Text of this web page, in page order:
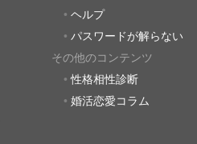
ヘルプ
パスワードが解らない
その他のコンテンツ
性格相性診断
婚活恋愛コラム